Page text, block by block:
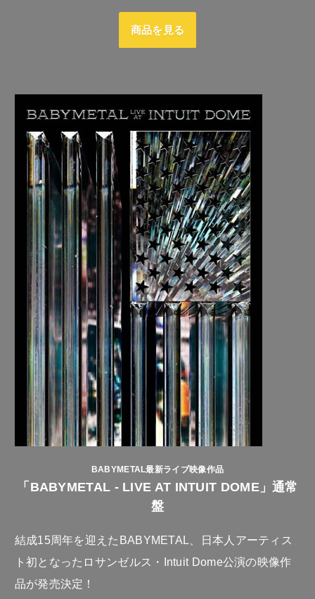
商品を見る
BABYMETAL最新ライブ映像作品
「BABYMETAL - LIVE AT INTUIT DOME」通常
盤
結成15周年を迎えたBABYMETAL、日本人アーティス
ト初となったロサンゼルス・Intuit Dome公演の映像作
品が発売決定！